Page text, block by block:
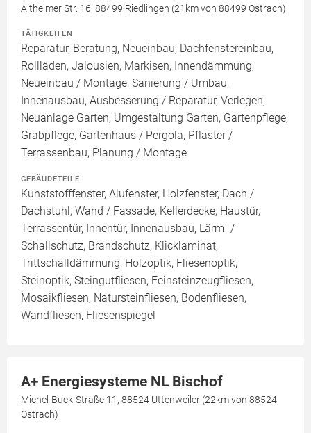
Altheimer Str. 16, 88499 Riedlingen (21km von 88499 Ostrach)
TÄTIGKEITEN
Reparatur, Beratung, Neueinbau, Dachfenstereinbau,
Rollläden, Jalousien, Markisen, Innendämmung,
Neueinbau / Montage, Sanierung / Umbau,
Innenausbau, Ausbesserung / Reparatur, Verlegen,
Neuanlage Garten, Umgestaltung Garten, Gartenpflege,
Grabpflege, Gartenhaus / Pergola, Pflaster /
Terrassenbau, Planung / Montage
GEBÄUDETEILE
Kunststofffenster, Alufenster, Holzfenster, Dach /
Dachstuhl, Wand / Fassade, Kellerdecke, Haustür,
Terrassentür, Innentür, Innenausbau, Lärm- /
Schallschutz, Brandschutz, Klicklaminat,
Trittschalldämmung, Holzoptik, Fliesenoptik,
Steinoptik, Steingutfliesen, Feinsteinzeugfliesen,
Mosaikfliesen, Natursteinfliesen, Bodenfliesen,
Wandfliesen, Fliesenspiegel
A+ Energiesysteme NL Bischof
Michel-Buck-Straße 11, 88524 Uttenweiler (22km von 88524
Ostrach)